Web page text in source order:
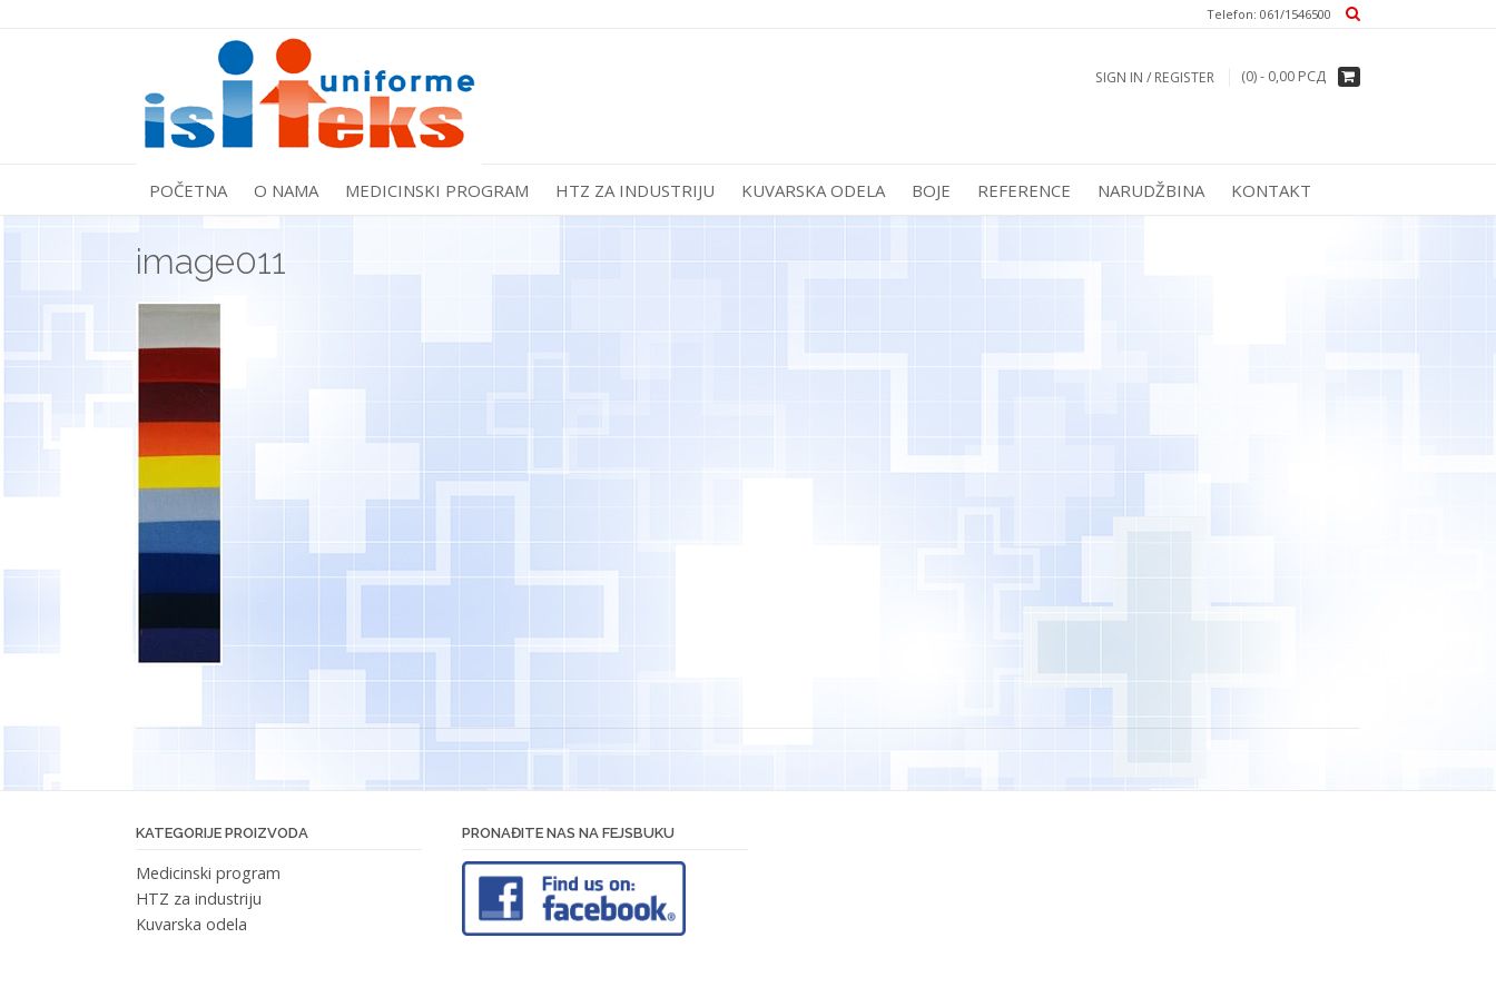
Тelefon: 061/1546500
SIGN IN / REGISTER (0) - 0,00 РСД
POČETNA O NAMA MEDICINSKI PROGRAM HTZ ZA INDUSTRIJU KUVARSKA ODELA BOJE REFERENCE NARUDŽBINA KONTAKT
image011
KATEGORIJE PROIZVODA
Medicinski program
HTZ za industriju
Kuvarska odela
PRONAĐITE NAS NA FEJSBUKU